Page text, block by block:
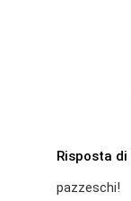
Risposta di
pazzeschi!